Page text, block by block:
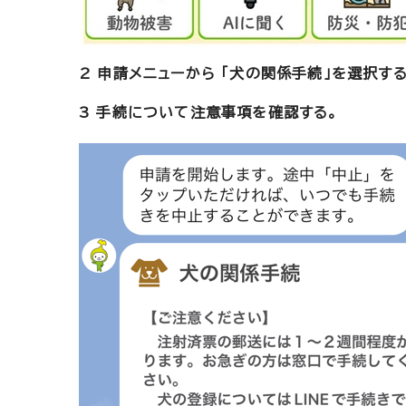
2 申請メニューから 「犬の関係手続」を選択する
3 手続について注意事項を確認する。